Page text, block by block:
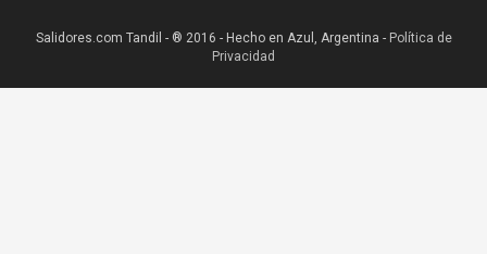
Salidores.com Tandil - ® 2016 - Hecho en Azul, Argentina - Política de
Privacidad